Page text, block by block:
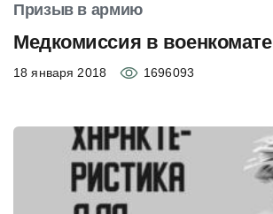
Призыв в армию
Медкомиссия в военкомате
18 января 2018 1696093